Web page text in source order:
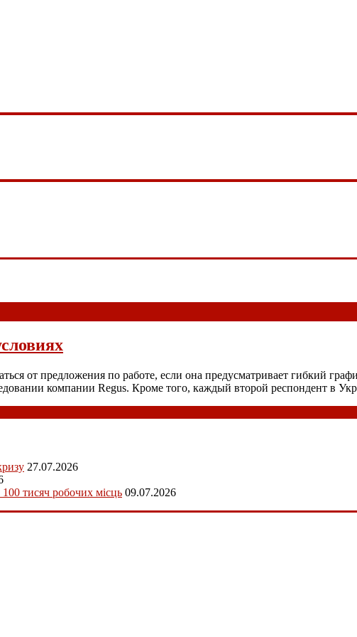
от предложения по работе, если она предусматривает гибкий
компании Regus. Кроме того, каждый второй респондент в
27.07.2026
тисяч робочих місць 09.07.2026